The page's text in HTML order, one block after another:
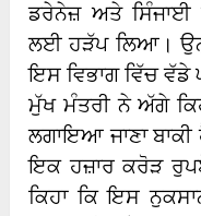
ਡਰੇਨੇਜ਼ ਅਤੇ ਸਿੰਜਾਈ
ਲਈ ਹੜੱਪ ਲਿਆ।
ਇਸ ਵਿਭਾਗ ਵਿੱਚ ਵੱਡੇ
ਮੁੱਖ ਮੰਤਰੀ ਨੇ ਅੱਗੇ
ਲਗਾਇਆ ਜਾਣਾ
ਇਕ ਹਜ਼ਾਰ ਕਰੋੜ
ਕਿਹਾ ਕਿ ਇਸ